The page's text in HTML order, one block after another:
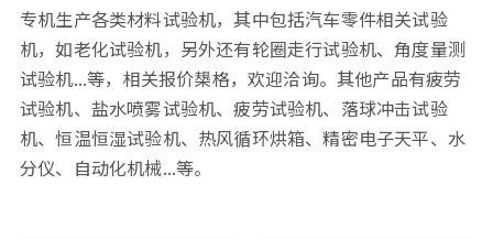
婴儿车试验机系列
扭力试验机
汽车零件试验机
办公椅系列
专机生产各类材料试验机，其中包括汽车零件相关试验
机，如老化试验机，另外还有轮圈走行试验机、角度量测
试验机...等，相关报价槼格，欢迎洽询。其他产品有疲劳
试验机、盐水喷雾试验机、疲劳试验机、落球冲击试验
机、恒温恒湿试验机、热风循环烘箱、精密电子天平、水
分仪、自动化机械...等。